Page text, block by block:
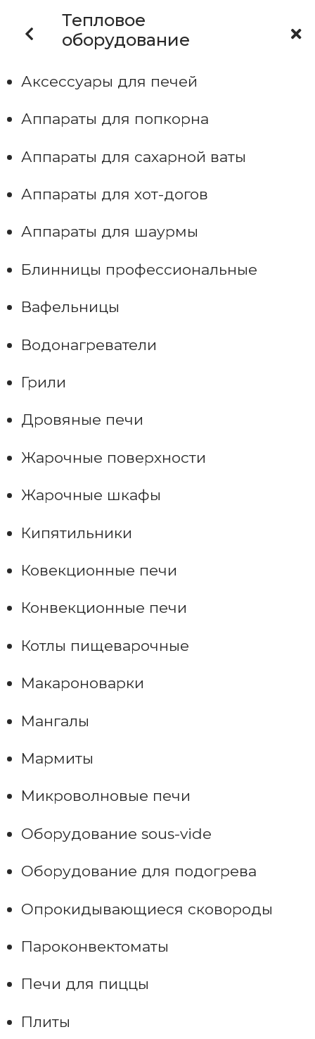
Тепловое
оборудование
Аксессуары для печей
Аппараты для попкорна
Аппараты для сахарной ваты
Аппараты для хот-догов
Аппараты для шаурмы
Блинницы профессиональные
Вафельницы
Водонагреватели
Грили
Дровяные печи
Жарочные поверхности
Жарочные шкафы
Кипятильники
Ковекционные печи
Конвекционные печи
Котлы пищеварочные
Макароноварки
Мангалы
Мармиты
Микроволновые печи
Оборудование sous-vide
Оборудование для подогрева
Опрокидывающиеся сковороды
Пароконвектоматы
Печи для пиццы
Плиты